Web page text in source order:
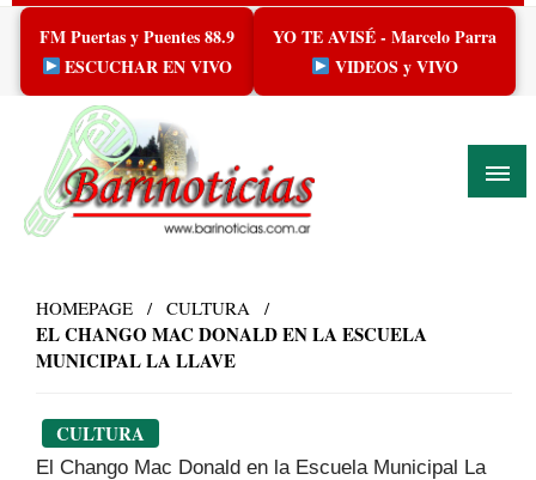
Skip
content
FM Puertas y Puentes 88.9
ESCUCHAR EN VIVO
YO TE AVISÉ - Marcelo Parra
VIDEOS y VIVO
HOMEPAGE CULTURA
EL CHANGO MAC DONALD EN LA ESCUELA
MUNICIPAL LA LLAVE
CULTURA
El Chango Mac Donald en la Escuela Municipal La